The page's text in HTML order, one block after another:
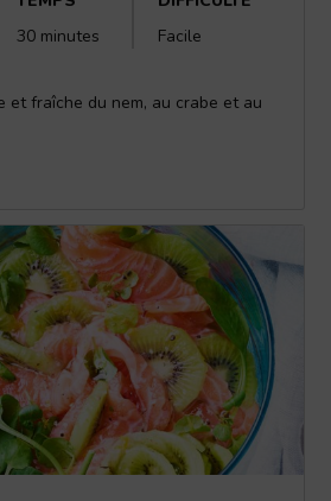
30 minutes
Facile
et fraîche du nem, au crabe et au